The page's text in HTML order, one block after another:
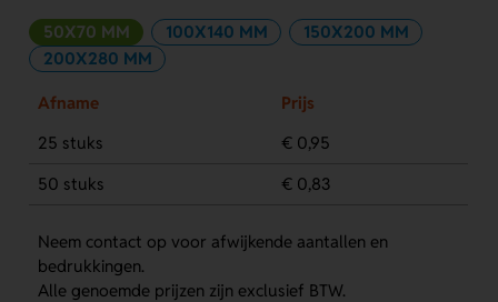
50X70 MM 100X140 MM
150X200 MM
200X280 MM
Afname
Prijs
25 stuks
€ 0,95
50 stuks
€ 0,83
Neem contact op voor afwijkende aantallen en
bedrukkingen.
Alle genoemde prijzen zijn exclusief BTW.